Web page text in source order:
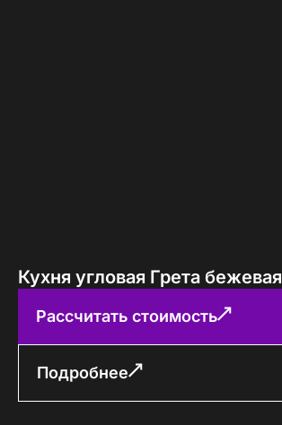
Кухня угловая Грета бежевая
Рассчитать стоимость
Подробнее